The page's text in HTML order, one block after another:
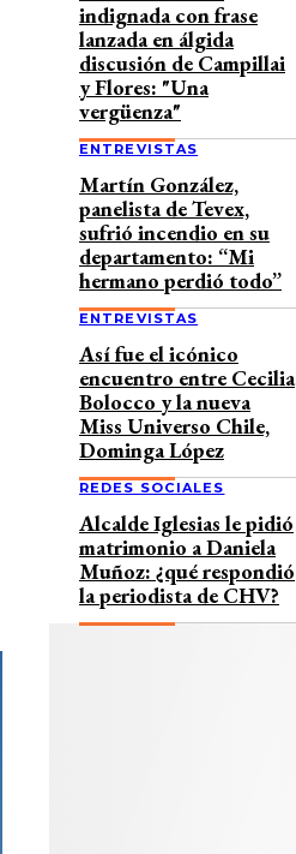
indignada con frase
lanzada en álgida
discusión de Campillai
y Flores: "Una
vergüenza"
ENTREVISTAS
Martín González,
panelista de Tevex,
sufrió incendio en su
departamento: “Mi
hermano perdió todo”
ENTREVISTAS
Así fue el icónico
encuentro entre Cecilia
Bolocco y la nueva
Miss Universo Chile,
Dominga López
REDES SOCIALES
Alcalde Iglesias le pidió
matrimonio a Daniela
Muñoz: ¿qué respondió
la periodista de CHV?